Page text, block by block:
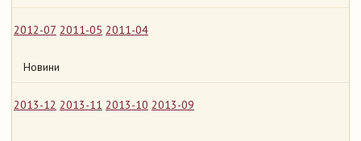
2012-07 2011-05 2011-04
Новини
2013-12 2013-11 2013-10 2013-09